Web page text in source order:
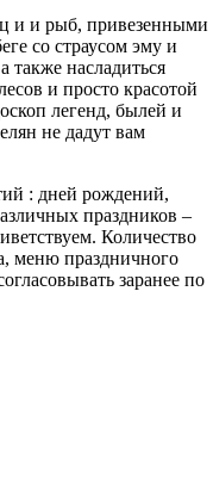
и и рыб, привезенными
со страусом эму и
также насладиться
и просто красотой
легенд, былей и
не дадут вам
: дней рождений,
праздников –
Количество
меню праздничного
заранее по